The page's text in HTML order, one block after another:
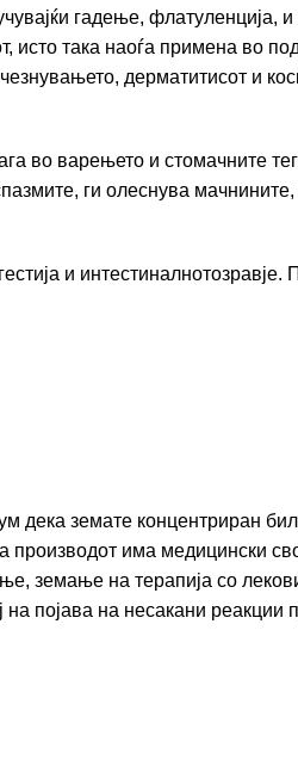
гадење, флатуленција, и
така наоѓа примена во
дерматитисот и
во варењето и стомачните
ги олеснува
и
дека земате концентриран
производот има медицински
земање на терапија со
појава на несакани реакции